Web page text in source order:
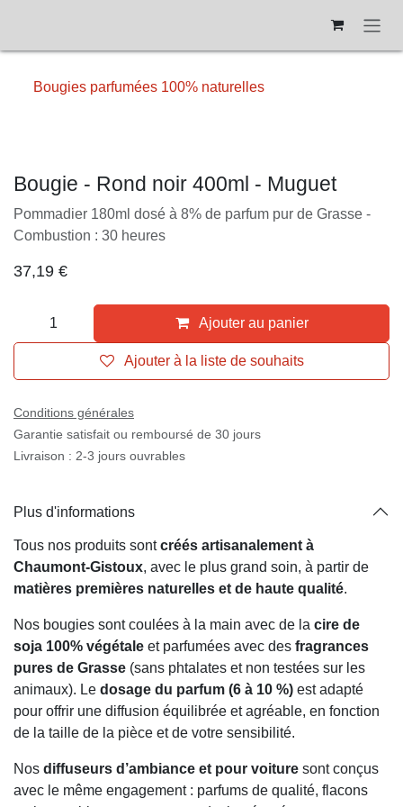
Bougies parfumées 100% naturelles
Bougie - Rond noir 400ml - Muguet
Pommadier 180ml dosé à 8% de parfum pur de Grasse -
Combustion : 30 heures
37,19€
Ajouter au panier
Ajouter à la liste de souhaits
Conditions générales
Garantie satisfait ou remboursé de 30 jours
Livraison : 2-3 jours ouvrables
Plus d'informations
Tous nos produits sontcréés artisanalement à
Chaumont-Gistoux, avec le plus grand soin, à partir de
matières premières naturelles et de haute qualité.
Nos bougies sont coulées à la main avec de lacire de
soja 100% végétale et parfumées avec desfragrances
pures de Grasse(sans phtalates et non testées sur les
animaux). Le dosage du parfum (6 à 10 %)est adapté
pour offrir une diffusion équilibrée et agréable, en
fonction de la taille de la pièce et de votre sensibilité.
Nos diffuseurs d’ambiance et pour voituresont conçus
avec le même engagement : parfums de qualité, flacons